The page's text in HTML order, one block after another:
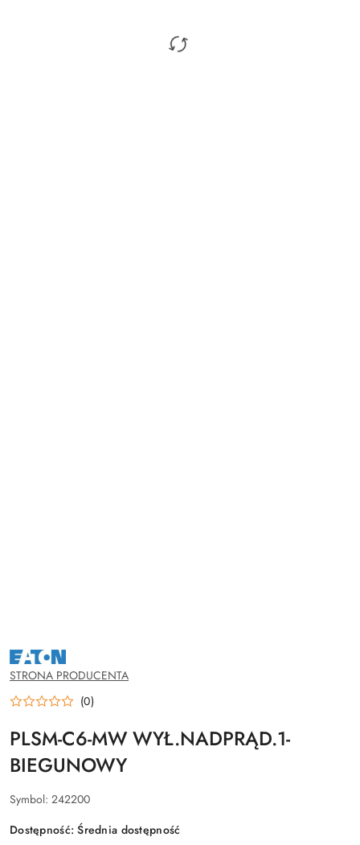
NAZWA
PRODUCENTA:
EATON
STRONA PRODUCENTA
(0)
PLSM-C6-MW WYŁ.NADPRĄD.1-
BIEGUNOWY
Symbol: 242200
Dostępność:Średnia dostępność